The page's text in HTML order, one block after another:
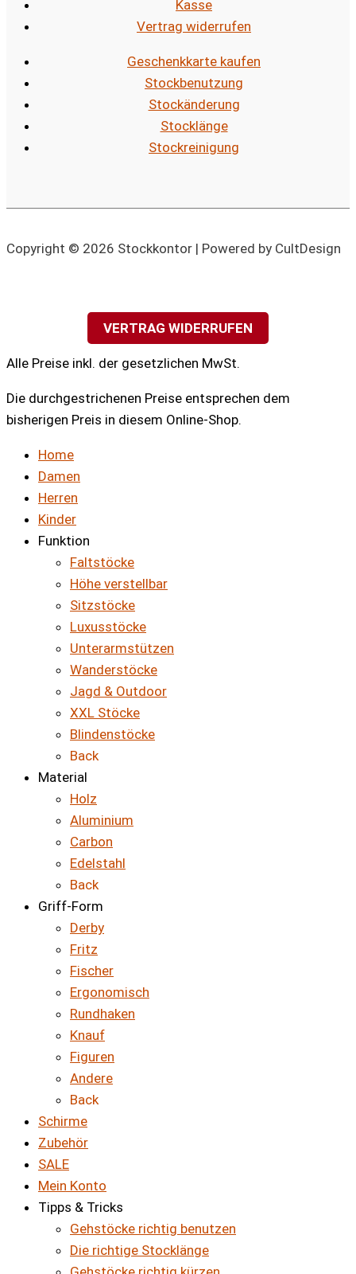
Kasse
Vertrag widerrufen
Geschenkkarte kaufen
Stockbenutzung
Stockänderung
Stocklänge
Stockreinigung
Copyright © 2026 Stockkontor | Powered by CultDesign
VERTRAG WIDERRUFEN
Alle Preise inkl. der gesetzlichen MwSt.
Die durchgestrichenen Preise entsprechen dem
bisherigen Preis in diesem Online-Shop.
Home
Damen
Herren
Kinder
Funktion
Faltstöcke
Höhe verstellbar
Sitzstöcke
Luxusstöcke
Unterarmstützen
Wanderstöcke
Jagd & Outdoor
XXL Stöcke
Blindenstöcke
Back
Material
Holz
Aluminium
Carbon
Edelstahl
Back
Griff-Form
Derby
Fritz
Fischer
Ergonomisch
Rundhaken
Knauf
Figuren
Andere
Back
Schirme
Zubehör
SALE
Mein Konto
Tipps & Tricks
Gehstöcke richtig benutzen
Die richtige Stocklänge